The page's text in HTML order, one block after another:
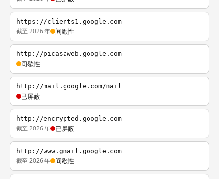
https://clients1.google.com
截至 2026 年 间歇性
http://picasaweb.google.com
间歇性
http://mail.google.com/mail
已屏蔽
http://encrypted.google.com
截至 2026 年 已屏蔽
http://www.gmail.google.com
截至 2026 年 间歇性